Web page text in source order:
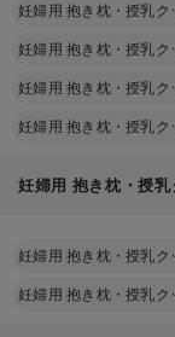
妊婦用 抱き枕・授乳ク
妊婦用 抱き枕・授乳ク
妊婦用 抱き枕・授乳ク
妊婦用 抱き枕・授乳ク
妊婦用 抱き枕・授
妊婦用 抱き枕・授乳ク
妊婦用 抱き枕・授乳ク